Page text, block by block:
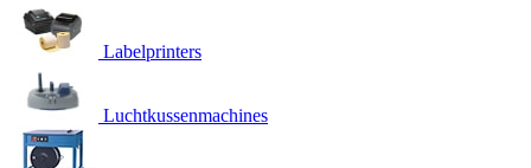
Labelprinters
Luchtkussenmachines